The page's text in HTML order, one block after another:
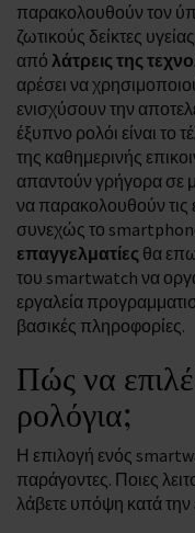
παρακολουθούν τον
ζωτικούς δείκτες
από λάτρεις της
αρέσει να
ενισχύσουν την
έξυπνο ρολόι είναι το
της καθημερινής
απαντούν γρήγορα σε
να παρακολουθούν τις
συνεχώς το
επαγγελματίες θα
του smartwatch να
εργαλεία
βασικές πληροφορίες.
Πώς να
ρολόγια;
Η επιλογή ενός
παράγοντες. Ποιες
λάβετε υπόψη κατά την